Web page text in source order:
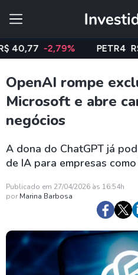
-2,79% PETR4 R$
OpenAI rompe
Microsoft e abre
negócios
A dona do ChatGPT já
de IA para empresas
Publicado em 27/04/2026 às 16:54h
por Marina Barbosa